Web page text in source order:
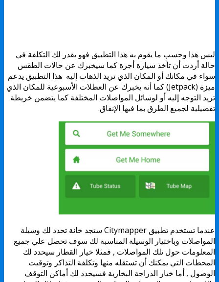
ليس هذا وحسب ما يقوم به هذا التطبيق فهو يقدر لك التكلفة في
حالة أردت أن تأخذ سيارة أجرة كما سيخبرك عن حالات الطقس
سواء في مكانك أو المكان الذي تريد الذهاب إليه هذا التطبيق يدعم
ميزة (Jetpack) كما أنه يخبرك عن العطلات الأسبوعية للمكان الذي
تريد التوجه إليه أو لوسائل المواصلات المختلفة كما يتضمن خريطة
تفصيلية لجميع الطرق بما فيها الإنفاق.
عندما تستخدم تطبيق Citymapper ستجد خانة تحدد لك وسيلة
المواصلات وباختيار الوسيلة المناسبة لك سوف تحصل علي جميع
المعلومات حول تلك المواصلات , فمثلا خيار القطار سيحدد لك
المحطات التي يمكنك أن تستقله منها وتكلفة التذاكر وتوقيت
الوصول , أما خيار الدراجة البخارية فسيحدد لك أماكن التوقف